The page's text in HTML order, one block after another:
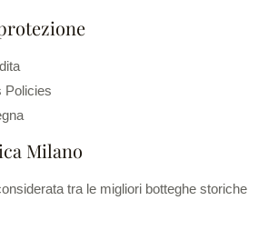
Policies
Milano
tra le migliori botteghe storiche